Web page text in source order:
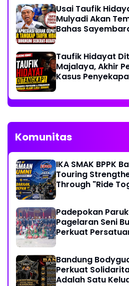
Usai Taufik
Mulyadi Akan
Bahas
Taufik Hidayat
Majalaya, Akhir
Kasus
Komunitas
IKA SMAK BPPK
Touring
Through "Ride
Padepokan
Pagelaran Seni
Perkuat
Bandung
Perkuat
Adalah Satu